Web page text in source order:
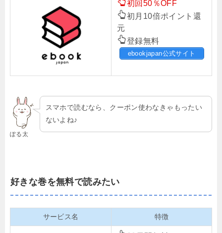
初回50％OFF
初月10倍ポイント還
元
登録無料
ebookjapan公式サイト
ぽる太
スマホで読むなら、クーポン使わなきゃもったい
ないよね♪
好きな巻を無料で読みたい
サービス名 特徴